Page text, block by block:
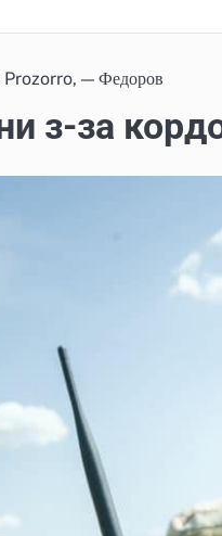
Prozorro, — Федоров
з-за